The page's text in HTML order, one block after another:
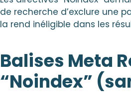
de recherche d’exclure une
la rend inéligible dans les
Balises Meta
“Noindex”